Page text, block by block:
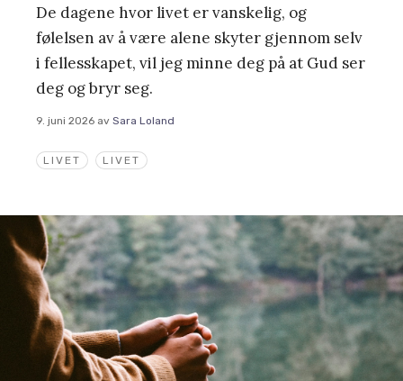
LIVET LIVET
De dagene hvor livet er vanskelig, og
følelsen av å være alene skyter gjennom selv
i fellesskapet, vil jeg minne deg på at Gud ser
deg og bryr seg.
9. juni 2026 av Sara Loland